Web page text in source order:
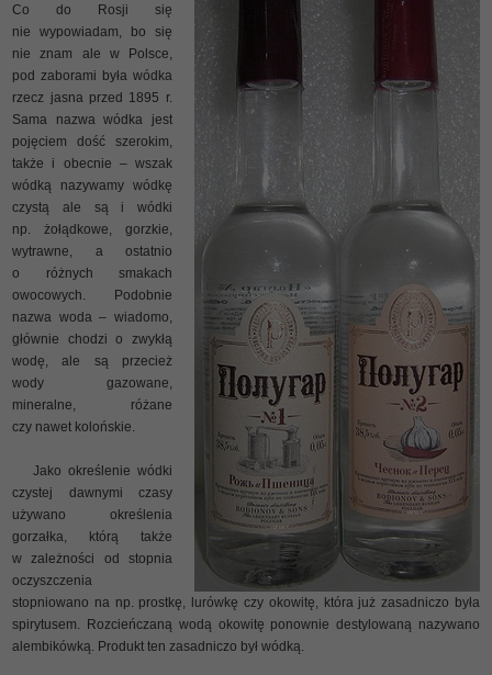
Co do Rosji się
nie wypowiadam, bo się
nie znam ale w Polsce,
pod zaborami była wódka
rzecz jasna przed 1895 r.
Sama nazwa wódka jest
pojęciem dość szerokim,
także i obecnie – wszak
wódką nazywamy wódkę
czystą ale są i wódki
np. żołądkowe, gorzkie,
wytrawne, a ostatnio
o różnych smakach
owocowych. Podobnie
nazwa woda – wiadomo,
głównie chodzi o zwykłą
wodę, ale są przecież
wody gazowane,
mineralne, różane
czy nawet kolońskie.
Jako określenie wódki
czystej dawnymi czasy
używano określenia
gorzałka, którą także
w zależności od stopnia
oczyszczenia
stopniowano na np. prostkę, lurówkę czy okowitę, która już zasadniczo była
spirytusem. Rozcieńczaną wodą okowitę ponownie destylowaną nazywano
alembikówką. Produkt ten zasadniczo był wódką.